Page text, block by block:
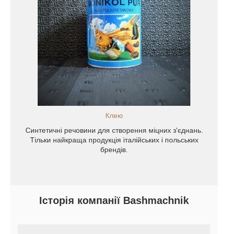
Клею
Синтетичні речовини для створення міцних з'єднань.
Тільки найкраща продукція італійських і польських
брендів.
Історія компанії Bashmachnik